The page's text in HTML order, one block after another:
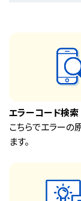
異臭や異音が
においや音の
AI故障診断サ
AI故障診断
動画でサポ
エア
エラーコード検索
こちらでエラーの
ます。